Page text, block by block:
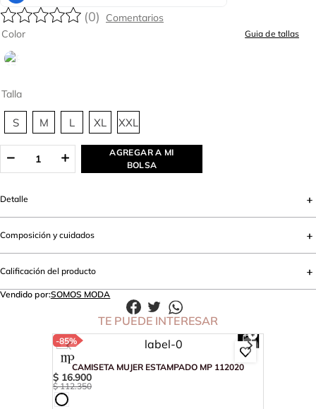
(0)
Talla
S M L XL XXL
Color Guia de tallas
AGREGAR A MI
BOLSA
Detalle
Composición y cuidados
Calificación del producto
Vendido por:SOMOS MODA
TE PUEDE INTERESAR
-85%
CAMISETA MUJER ESTAMPADO MP 112020
$ 16.900
$ 112.350